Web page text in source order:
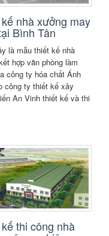
nhà xưởng may
Bình Tân
là mẫu thiết kế nhà
hợp văn phòng làm
công ty hóa chất Ánh
công ty thiết kế xây
An Vinh thiết kế và thi
thi công nhà